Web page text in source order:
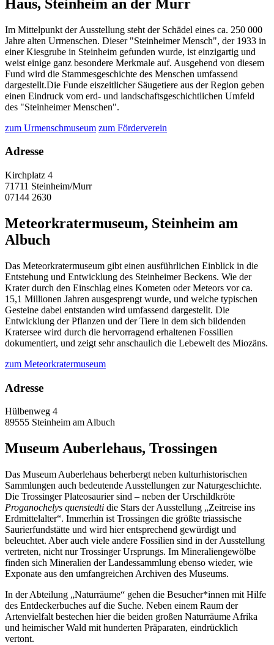
Haus, Steinheim an der Murr
Im Mittelpunkt der Ausstellung steht der Schädel eines ca. 250 000
Jahre alten Urmenschen. Dieser "Steinheimer Mensch", der 1933 in
einer Kiesgrube in Steinheim gefunden wurde, ist einzigartig und
weist einige ganz besondere Merkmale auf. Ausgehend von diesem
Fund wird die Stammesgeschichte des Menschen umfassend
dargestellt.Die Funde eiszeitlicher Säugetiere aus der Region geben
einen Eindruck vom erd- und landschaftsgeschichtlichen Umfeld
des "Steinheimer Menschen".
zum Urmenschmuseum zum Förderverein
Adresse
Kirchplatz 4
71711 Steinheim/Murr
07144 2630
Meteorkratermuseum, Steinheim am
Albuch
Das Meteorkratermuseum gibt einen ausführlichen Einblick in die
Entstehung und Entwicklung des Steinheimer Beckens. Wie der
Krater durch den Einschlag eines Kometen oder Meteors vor ca.
15,1 Millionen Jahren ausgesprengt wurde, und welche typischen
Gesteine dabei entstanden wird umfassend dargestellt. Die
Entwicklung der Pflanzen und der Tiere in dem sich bildenden
Kratersee wird durch die hervorragend erhaltenen Fossilien
dokumentiert, und zeigt sehr anschaulich die Lebewelt des Miozäns.
zum Meteorkratermuseum
Adresse
Hülbenweg 4
89555 Steinheim am Albuch
Museum Auberlehaus, Trossingen
Das Museum Auberlehaus beherbergt neben kulturhistorischen
Sammlungen auch bedeutende Ausstellungen zur Naturgeschichte.
Die Trossinger Plateosaurier sind – neben der Urschildkröte
Proganochelys quenstedti die Stars der Ausstellung „Zeitreise ins
Erdmittelalter“. Immerhin ist Trossingen die größte triassische
Saurierfundstätte und wird hier entsprechend gewürdigt und
beleuchtet. Aber auch viele andere Fossilien sind in der Ausstellung
vertreten, nicht nur Trossinger Ursprungs. Im Mineraliengewölbe
finden sich Mineralien der Landessammlung ebenso wieder, wie
Exponate aus den umfangreichen Archiven des Museums.
In der Abteilung „Naturräume“ gehen die Besucher*innen mit Hilfe
des Entdeckerbuches auf die Suche. Neben einem Raum der
Artenvielfalt bestechen hier die beiden großen Naturräume Afrika
und heimischer Wald mit hunderten Präparaten, eindrücklich
vertont.